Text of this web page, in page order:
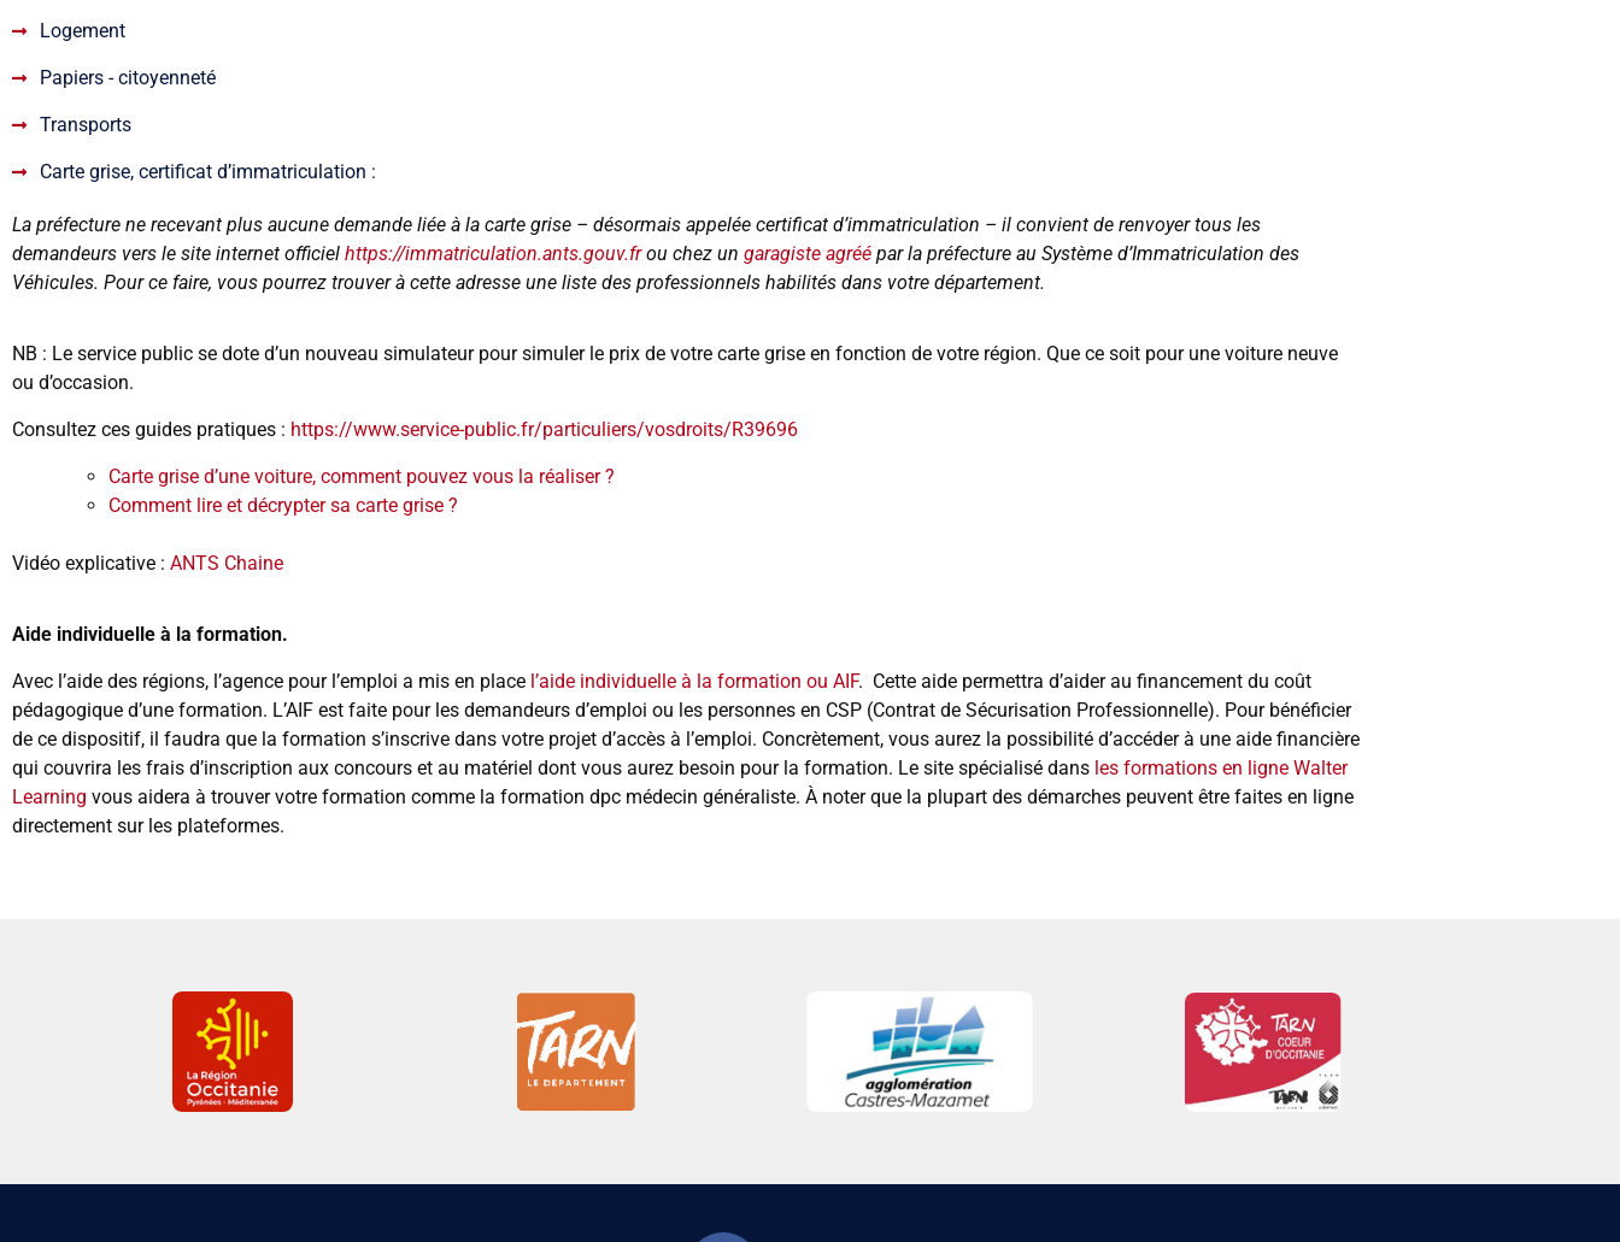
Logement
Papiers - citoyenneté
Transports
Carte grise, certificat d’immatriculation :
La préfecture ne recevant plus aucune demande liée à la carte grise – désormais appelée certificat d’immatriculation – il convient de renvoyer tous les
demandeurs vers le site internet officiel https://immatriculation.ants.gouv.frou chez un garagiste agréé par la préfecture au Système d’Immatriculation des
Véhicules. Pour ce faire, vous pourrez trouver à cette adresse une liste des professionnels habilités dans votre département.
NB : Le service public se dote d’un nouveau simulateur pour simuler le prix de votre carte grise en fonction de votre région. Que ce soit pour une voiture neuve
ou d’occasion.
Consultez ces guides pratiques : https://www.service-public.fr/particuliers/vosdroits/R39696
Carte grise d’une voiture, comment pouvez vous la réaliser ?
Comment lire et décrypter sa carte grise ?
Vidéo explicative : ANTS Chaine
Aide individuelle à la formation.
Avec l’aide des régions, l’agence pour l’emploi a mis en place l’aide individuelle à la formation ou AIF. Cette aide permettra d’aider au financement du coût
pédagogique d’une formation. L’AIF est faite pour les demandeurs d’emploi ou les personnes en CSP (Contrat de Sécurisation Professionnelle). Pour bénéficier
de ce dispositif, il faudra que la formation s’inscrive dans votre projet d’accès à l’emploi. Concrètement, vous aurez la possibilité d’accéder à une aide financière
qui couvrira les frais d’inscription aux concours et au matériel dont vous aurez besoin pour la formation. Le site spécialisé dans les formations en ligne Walter
Learning vous aidera à trouver votre formation comme la formation dpc médecin généraliste. À noter que la plupart des démarches peuvent être faites en ligne
directement sur les plateformes.